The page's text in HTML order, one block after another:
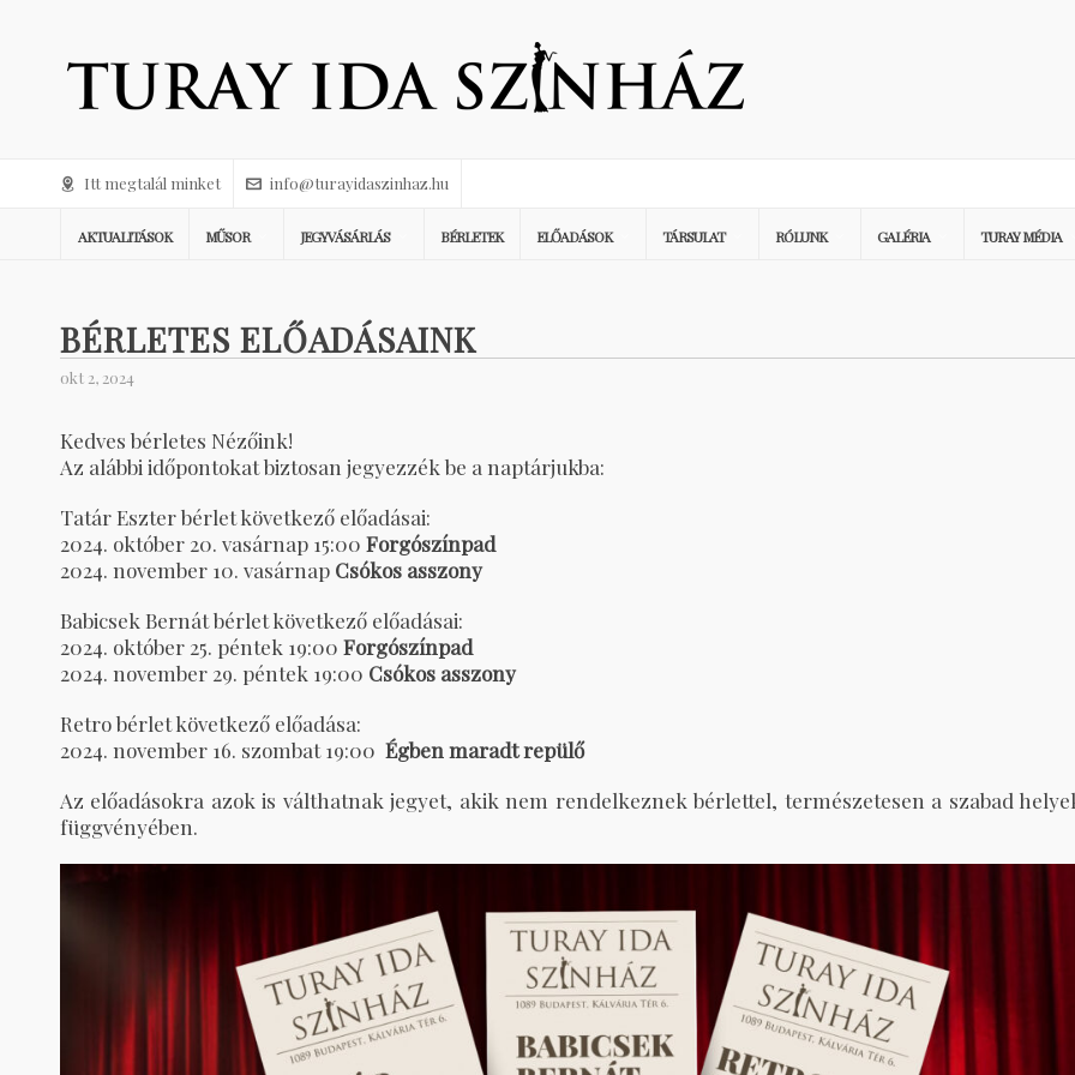
Itt megtalál minket info@turayidaszinhaz.hu
AKTUALITÁSOK MŰSOR JEGYVÁSÁRLÁS BÉRLETEK ELŐADÁSOK TÁRSULAT RÓLUNK GALÉRIA TURAY MÉDIA
BÉRLETES ELŐADÁSAINK
okt 2, 2024
Kedves bérletes Nézőink!
Az alábbi időpontokat biztosan jegyezzék be a naptárjukba:
Tatár Eszter bérlet következő előadásai:
2024. október 20. vasárnap 15:00 Forgószínpad
2024. november 10. vasárnap Csókos asszony
Babicsek Bernát bérlet következő előadásai:
2024. október 25. péntek 19:00 Forgószínpad
2024. november 29. péntek 19:00 Csókos asszony
Retro bérlet következő előadása:
2024. november 16. szombat 19:00 Égben maradt repülő
Az előadásokra azok is válthatnak jegyet, akik nem rendelkeznek bérlettel, természetesen a szabad
függvényében.